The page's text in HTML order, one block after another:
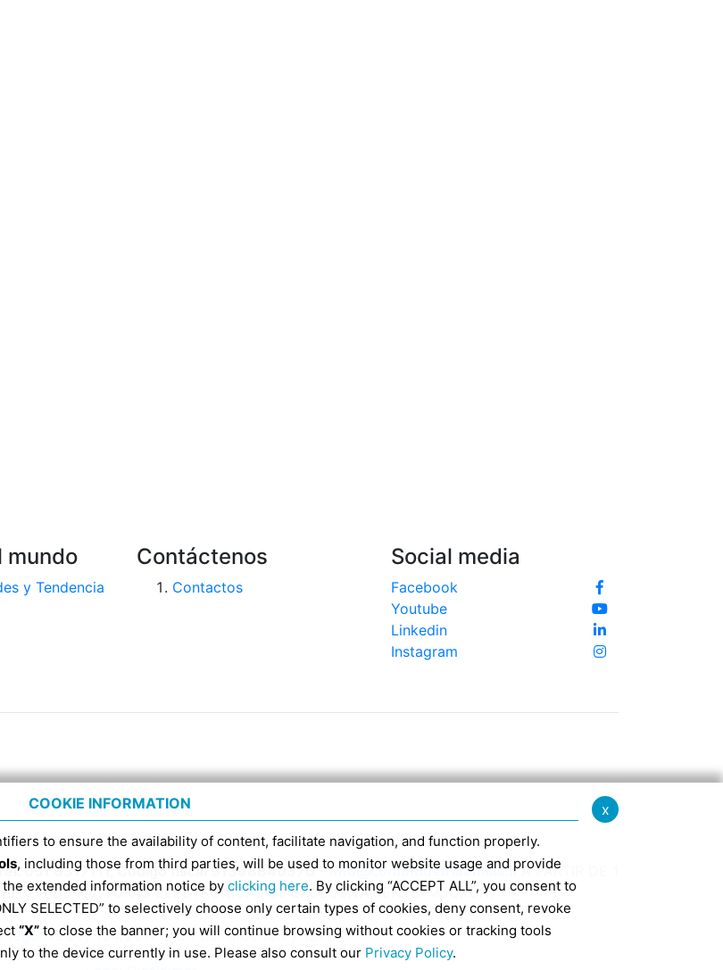
mundo
y Tendencia
Contáctenos
Contactos
Social media
Facebook
Youtube
Linkedin
Instagram
051 6317111, Código fiscal 91398840370 -info@confindustriaemilia.it A PARTIR DE 1
DE FACTURAS ELECTRÓNICAS ES EXCLUSIVAMENTE: M5UXCR1
la Ley 124/2017 art. 1 párrafos 125 y 127
x
COOKIE INFORMATION
to ensure the availability of content, facilitate navigation, and function properly.
, including those from third parties, will be used to monitor website usage and provide
extended information notice by clicking here. By clicking “ACCEPT ALL”, you consent to
SELECTED” to selectively choose only certain types of cookies, deny consent, revoke
“X” to close the banner; you will continue browsing without cookies or tracking tools
to the device currently in use. Please also consult our Privacy Policy.